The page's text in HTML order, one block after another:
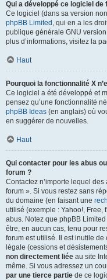
Qui a développé ce logiciel de
Ce logiciel (dans sa version
phpBB Limited , qui en a les
publique générale GNU
plus d’informations, visitez la
Haut
Pourquoi la fonctionnalité X
Ce logiciel a été développé et
pensez qu’une fonctionnalité
phpBB Ideas (en anglais) où
en suggérer de nouvelles.
Haut
Qui contacter pour les abus
forum ?
Contactez n’importe lequel
forum ». Si vous restez sans
du domaine (en faisant une
utilisé (exemple : Yahoo!, Free,
abus. Notez que phpBB Limited
être, en aucun cas, tenu pour
forum est utilisé. Il est inutile
légale (cessions et
non directement liée au site
même. Si vous adressez un
par une tierce partie de ce